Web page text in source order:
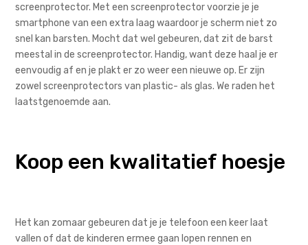
screenprotector. Met een screenprotector voorzie je je
smartphone van een extra laag waardoor je scherm niet zo
snel kan barsten. Mocht dat wel gebeuren, dat zit de barst
meestal in de screenprotector. Handig, want deze haal je er
eenvoudig af en je plakt er zo weer een nieuwe op. Er zijn
zowel screenprotectors van plastic- als glas. We raden het
laatstgenoemde aan.
Koop een kwalitatief hoesje
Het kan zomaar gebeuren dat je je telefoon een keer laat
vallen of dat de kinderen ermee gaan lopen rennen en